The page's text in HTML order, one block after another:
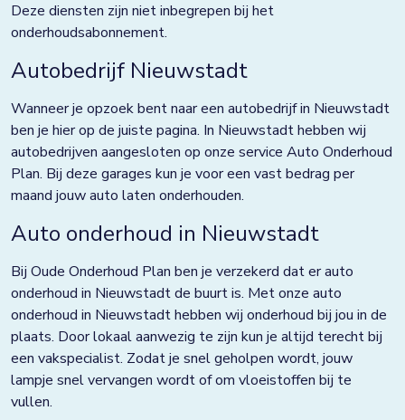
Groningen
Hardenberg
Heerjansdam
Helmond
Hengelo
Horst
Houten
Huissen
Kampen
Deze diensten zijn niet inbegrepen bij het
onderhoudsabonnement.
Autobedrijf Nieuwstadt
Wanneer je opzoek bent naar een autobedrijf in Nieuwstadt
ben je hier op de juiste pagina. In Nieuwstadt hebben wij
autobedrijven aangesloten op onze service Auto Onderhoud
Plan. Bij deze garages kun je voor een vast bedrag per
maand jouw auto laten onderhouden.
Auto onderhoud in Nieuwstadt
Bij Oude Onderhoud Plan ben je verzekerd dat er auto
onderhoud in Nieuwstadt de buurt is. Met onze auto
onderhoud in Nieuwstadt hebben wij onderhoud bij jou in de
plaats. Door lokaal aanwezig te zijn kun je altijd terecht bij
een vakspecialist. Zodat je snel geholpen wordt, jouw
lampje snel vervangen wordt of om vloeistoffen bij te
vullen.